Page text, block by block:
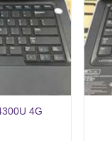
4G